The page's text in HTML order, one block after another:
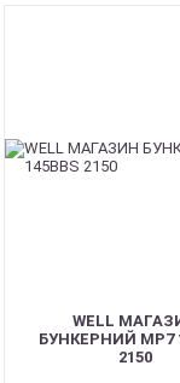
WELL
БУНКЕРНИЙ MP7
2150